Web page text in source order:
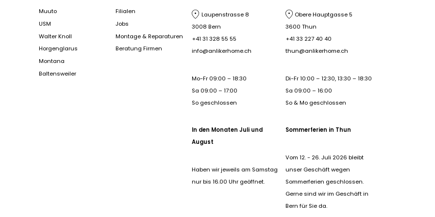
Muuto
USM
Walter Knoll
Horgenglarus
Montana
Baltensweiler
Filialen
Jobs
Montage & Reparaturen
Beratung Firmen
Laupenstrasse 8
3008 Bern
+41 31 328 55 55
info@anlikerhome.ch
Mo-Fr 09:00 – 18:30
Sa 09:00 – 17:00
So geschlossen
In den Monaten Juli und
August
Haben wir jeweils am Samstag
nur bis 16.00 Uhr geöffnet.
Obere Hauptgasse 5
3600 Thun
+41 33 227 40 40
thun@anlikerhome.ch
Di-Fr 10:00 – 12:30, 13:30 – 18:30
Sa 09:00 – 16:00
So & Mo geschlossen
Sommerferien in Thun
Vom 12. - 26. Juli 2026 bleibt
unser Geschäft wegen
Sommerferien geschlossen.
Gerne sind wir im Geschäft in
Bern für Sie da.